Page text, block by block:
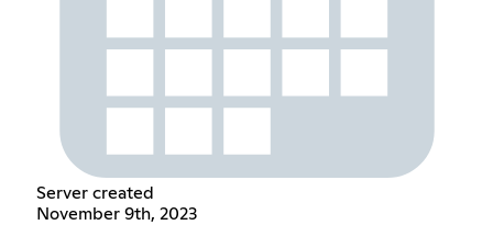
Server created
November 9th, 2023